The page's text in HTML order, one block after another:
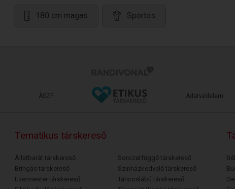
180 cm magas Sportos
ÁSZF Adatvédelem
Tematikus társkereső
Állatbarát társkereső
Bringás társkereső
Ezermester társkereső
Sorozatfüggő társkereső
Színházkedvelő társkereső
Táncoslábú társkereső